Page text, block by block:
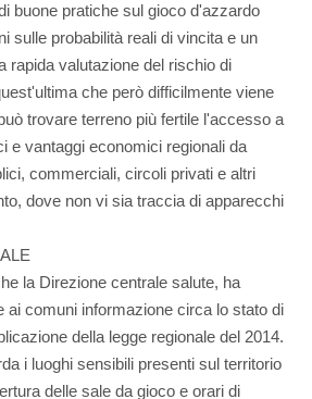
buone pratiche sul gioco d'azzardo
sulle probabilità reali di vincita e un
rapida valutazione del rischio di
che però difficilmente viene
trovare terreno più fertile l'accesso a
e vantaggi economici regionali da
commerciali, circoli privati e altri
dove non vi sia traccia di apparecchi
la Direzione centrale salute, ha
ai comuni informazione circa lo stato di
della legge regionale del 2014.
i luoghi sensibili presenti sul territorio
delle sale da gioco e orari di